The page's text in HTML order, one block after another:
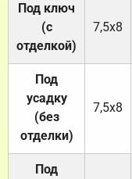
Под ключ
(с
отделкой)
7,5х8
Под
усадку
(без
отделки)
7,5х8
Под